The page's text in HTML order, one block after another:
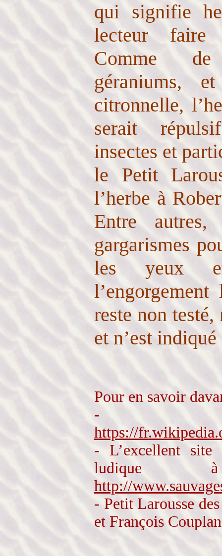
qui signifie
lecteur faire
Comme de
géraniums,
citronnelle,
serait
insectes et
le Petit
l’herbe à
Entre
gargarismes
les yeux
reste non
et n’est
Pour en savoir
-
https://
- L’excellent site
http://
- Petit Larousse
et François